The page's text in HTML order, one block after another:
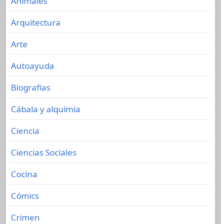
Arquitectura
Arte
Autoayuda
Biografias
Cábala y alquimia
Ciencia
Ciencias Sociales
Cocina
Cómics
Crimen